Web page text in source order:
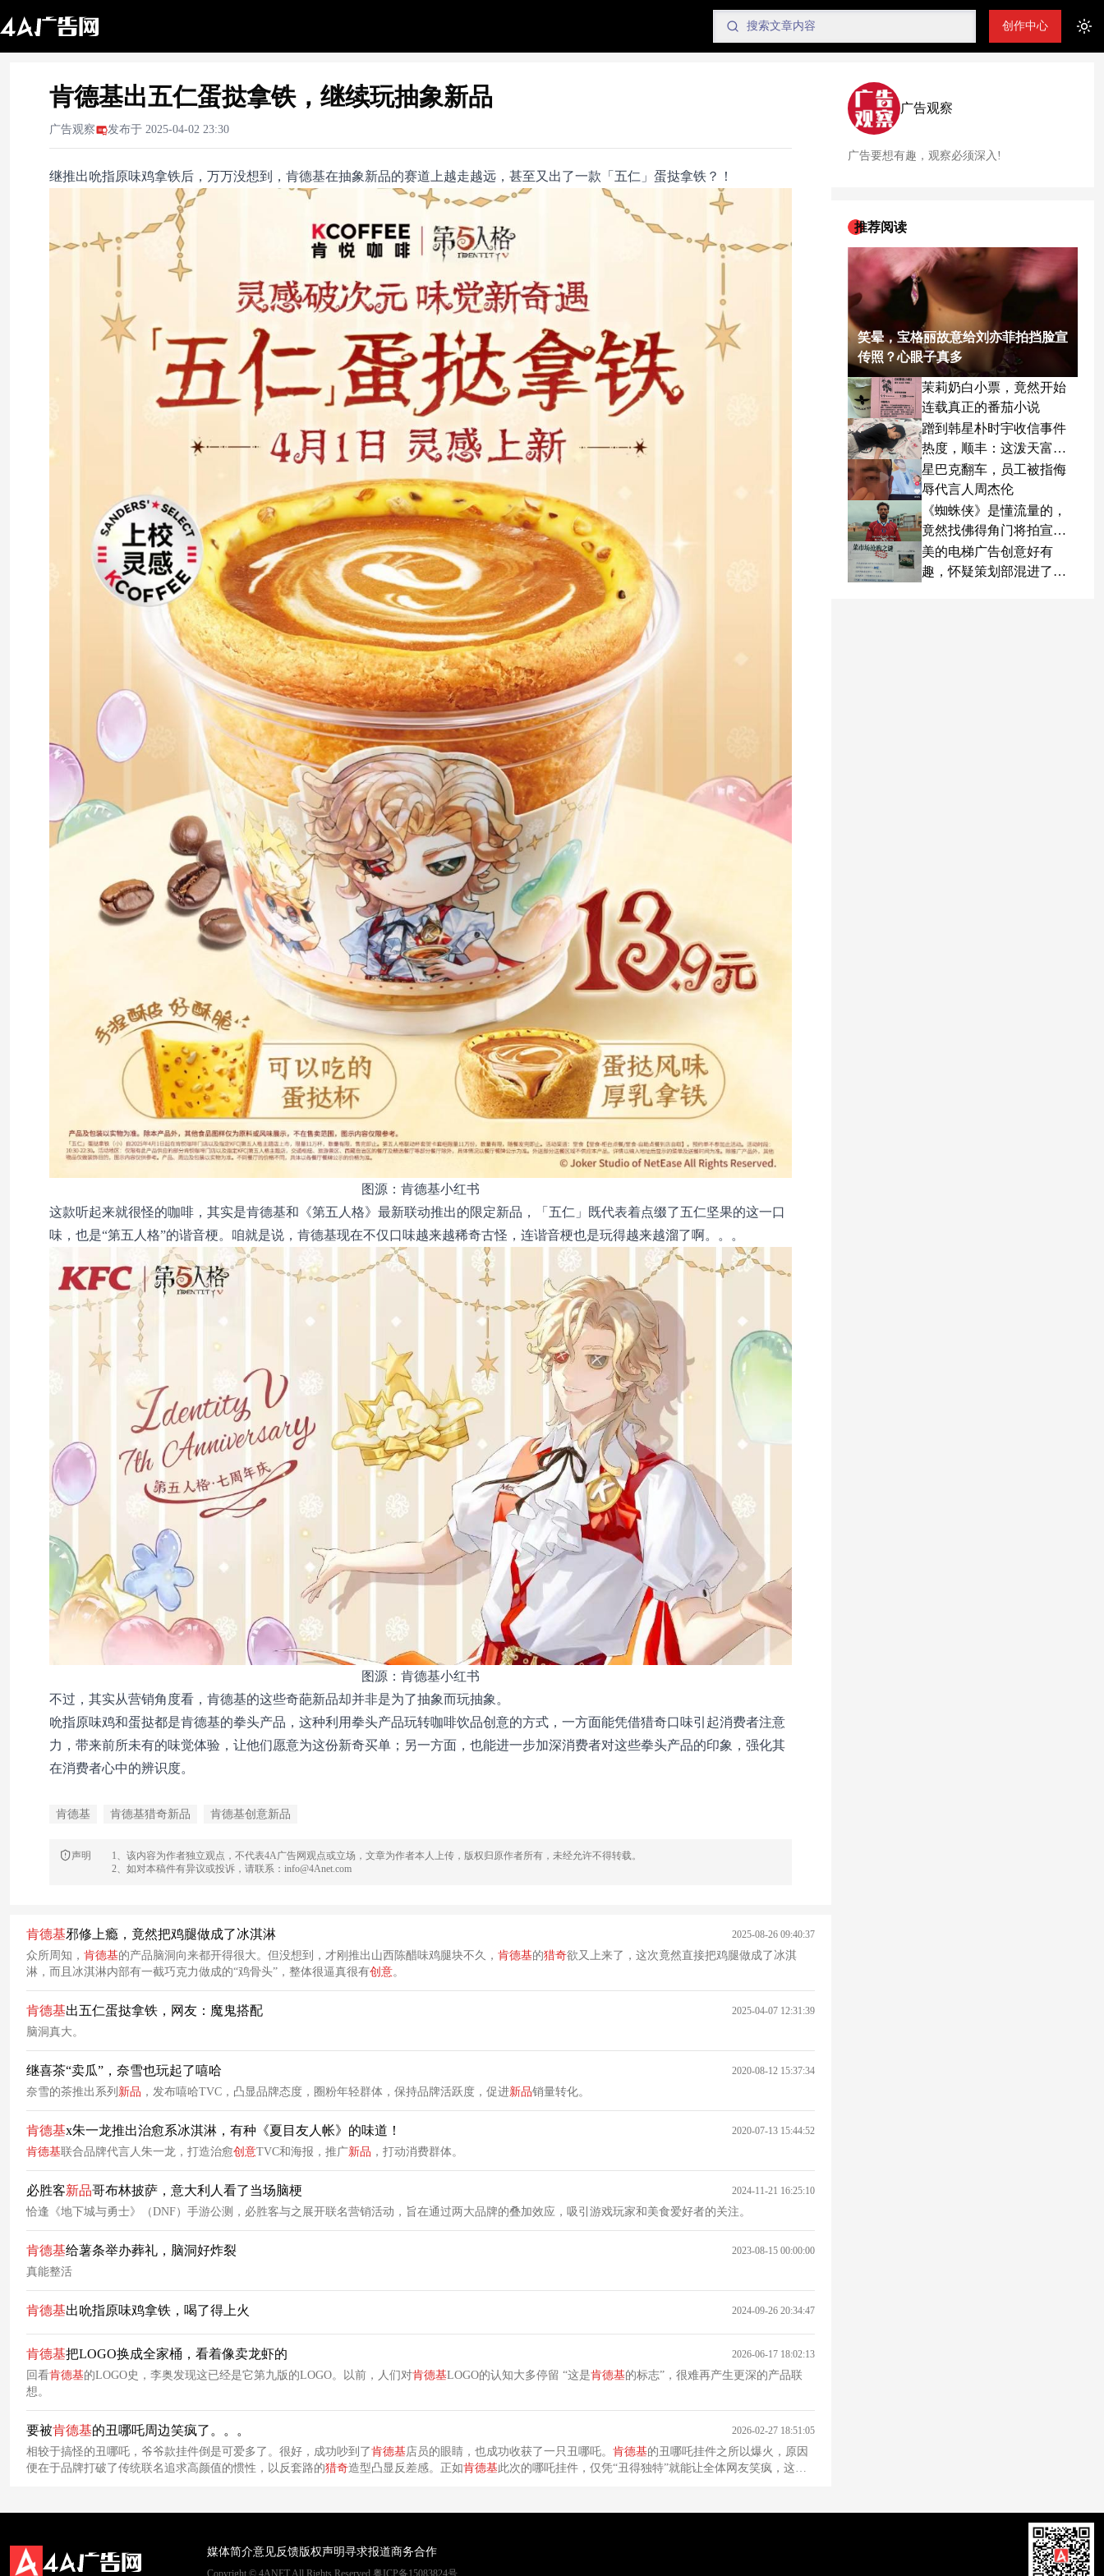
创作中心
肯德基出五仁蛋挞拿铁，继续玩抽象新品
广告观察 发布于 2025-04-02 23:30
继推出吮指原味鸡拿铁后，万万没想到，肯德基在抽象新品的赛道上越走越远，甚至又出了一款「五仁」蛋挞拿铁？！
图源：肯德基小红书
这款听起来就很怪的咖啡，其实是肯德基和《第五人格》最新联动推出的限定新品，「五仁」既代表着点缀了五仁坚果的这一口
味，也是“第五人格”的谐音梗。咱就是说，肯德基现在不仅口味越来越稀奇古怪，连谐音梗也是玩得越来越溜了啊。。。
图源：肯德基小红书
不过，其实从营销角度看，肯德基的这些奇葩新品却并非是为了抽象而玩抽象。
吮指原味鸡和蛋挞都是肯德基的拳头产品，这种利用拳头产品玩转咖啡饮品创意的方式，一方面能凭借猎奇口味引起消费者注意
力，带来前所未有的味觉体验，让他们愿意为这份新奇买单；另一方面，也能进一步加深消费者对这些拳头产品的印象，强化其
在消费者心中的辨识度。
肯德基 肯德基猎奇新品 肯德基创意新品
声明
1、该内容为作者独立观点，不代表4A广告网观点或立场，文章为作者本人上传，版权归原作者所有，未经允许不得转载。
2、如对本稿件有异议或投诉，请联系：info@4Anet.com
肯德基邪修上瘾，竟然把鸡腿做成了冰淇淋 2025-08-26 09:40:37
众所周知， 肯德基的产品脑洞向来都开得很大。但没想到，才刚推出山西陈醋味鸡腿块不久， 肯德基的猎奇欲又上来了，这次竟然直接把鸡腿做成了冰淇
淋，而且冰淇淋内部有一截巧克力做成的“鸡骨头”，整体很逼真很有创意。
肯德基出五仁蛋挞拿铁，网友：魔鬼搭配 2025-04-07 12:31:39
脑洞真大。
继喜茶“卖瓜”，奈雪也玩起了嘻哈 2020-08-12 15:37:34
奈雪的茶推出系列 新品 ，发布嘻哈TVC，凸显品牌态度，圈粉年轻群体，保持品牌活跃度，促进新品销量转化。
肯德基x朱一龙推出治愈系冰淇淋，有种《夏目友人帐》的味道！ 2020-07-13 15:44:52
肯德基联合品牌代言人朱一龙，打造治愈创意TVC和海报，推广新品 ，打动消费群体。
必胜客新品哥布林披萨，意大利人看了当场脑梗 2024-11-21 16:25:10
恰逢《地下城与勇士》（DNF）手游公测，必胜客与之展开联名营销活动，旨在通过两大品牌的叠加效应，吸引游戏玩家和美食爱好者的关注。
肯德基给薯条举办葬礼，脑洞好炸裂 2023-08-15 00:00:00
真能整活
肯德基出吮指原味鸡拿铁，喝了得上火 2024-09-26 20:34:47
肯德基把LOGO换成全家桶，看着像卖龙虾的 2026-06-17 18:02:13
回看肯德基的LOGO史，李奥发现这已经是它第九版的LOGO。以前，人们对肯德基LOGO的认知大多停留 “这是肯德基的标志”，很难再产生更深的产品联
想。
要被肯德基的丑哪吒周边笑疯了。。。 2026-02-27 18:51:05
相较于搞怪的丑哪吒，爷爷款挂件倒是可爱多了。很好，成功吵到了肯德基店员的眼睛，也成功收获了一只丑哪吒。 肯德基的丑哪吒挂件之所以爆火，原因
便在于品牌打破了传统联名追求高颜值的惯性，以反套路的猎奇造型凸显反差感。正如肯德基此次的哪吒挂件，仅凭“丑得独特”就能让全体网友笑疯，这种
广告观察
广告要想有趣，观察必须深入!
推荐阅读
笑晕，宝格丽故意给刘亦菲拍挡脸宣
传照？心眼子真多
茉莉奶白小票，竟然开始
连载真正的番茄小说
蹭到韩星朴时宇收信事件
热度，顺丰：这泼天富贵
终于轮到我了
星巴克翻车，员工被指侮
辱代言人周杰伦
《蜘蛛侠》是懂流量的，
竟然找佛得角门将拍宣传
片
美的电梯广告创意好有
趣，怀疑策划部混进了天
媒体简介意见反馈版权声明寻求报道商务合作
Copyright © 4ANET All Rights Reserved 粤ICP备15083824号